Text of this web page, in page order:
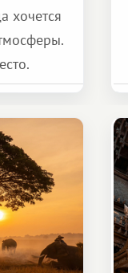
хочется